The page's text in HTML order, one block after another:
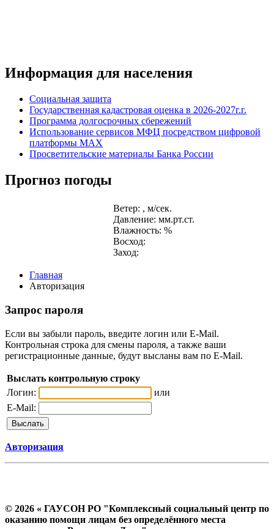
Информация для населения
Социальная защита
Государственная кадастровая оценка в 2026-2027г.г.
Программа долгосрочных сбережений
Использование сервисов МФЦ посредством цифровой
платформы MAX
Просветительские материалы Банка России
Прогноз погоды
Ветер: , м/сек.
Давление: мм.рт.ст.
Влажность: %
Восход:
Заход:
Главная
Авторизация
Запрос пароля
Если вы забыли пароль, введите логин или E-Mail.
Контрольная строка для смены пароля, а также ваши
регистрационные данные, будут высланы вам по E-Mail.
Выслать контрольную строку
Логин:
или
E-Mail:
Авторизация
© 2026 « ГАУСОН РО "Комплексный социальный центр по
оказанию помощи лицам без определённого места